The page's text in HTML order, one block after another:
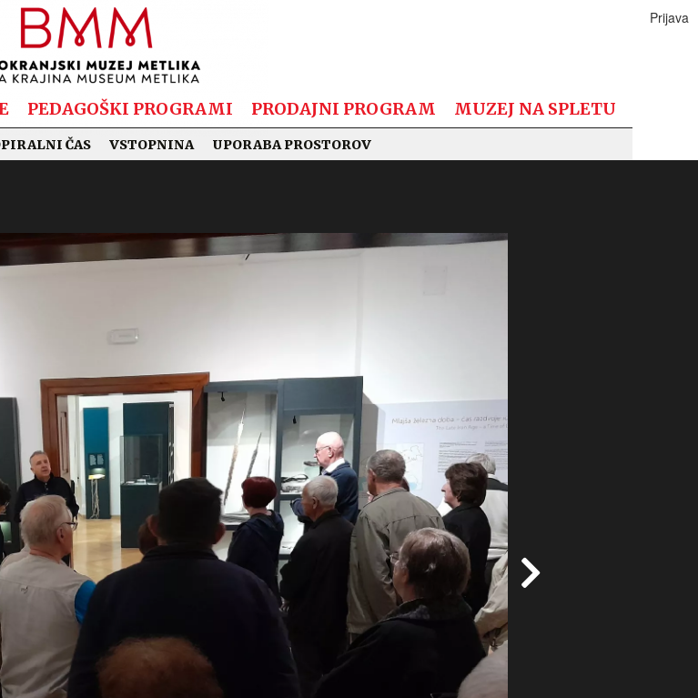
PEDAGOŠKI PROGRAMI PRODAJNI PROGRAM MUZEJ NA SPLETU
ČAS VSTOPNINA UPORABA PROSTOROV
Prijava